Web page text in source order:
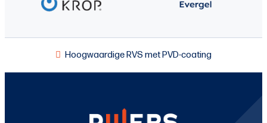
Hoogwaardige RVS met PVD-coating